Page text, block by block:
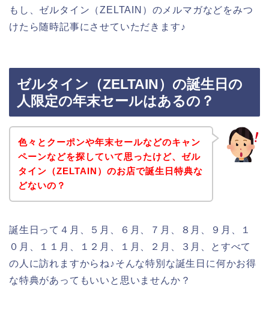
もし、ゼルタイン（ZELTAIN）のメルマガなどをみつ
けたら随時記事にさせていただきます♪
ゼルタイン（ZELTAIN）の誕生日の
人限定の年末セールはあるの？
色々とクーポンや年末セールなどのキャン
ペーンなどを探していて思ったけど、ゼル
タイン（ZELTAIN）のお店で誕生日特典な
どないの？
誕生日って４月、５月、６月、７月、８月、９月、１
０月、１１月、１２月、１月、２月、３月、とすべて
の人に訪れますからね♪そんな特別な誕生日に何かお得
な特典があってもいいと思いませんか？